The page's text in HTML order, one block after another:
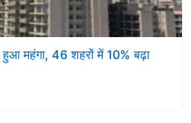
हुआ महंगा, 46 शहरों में 10% बढ़ा